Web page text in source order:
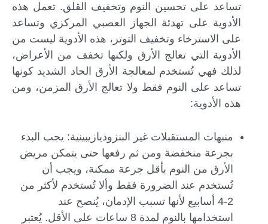
تساعد على تحسين النوم وتخفيف القلق. تعمل هذه
الأدوية على تهدئة الجهاز العصبي المركزي وتساعد
على الاسترخاء وتخفيف التوتر، هذه الأدوية ليست من
الأدوية التي تعالج الأرق ولكنها تخفف من الأعراض،
لذلك فهي تُستخدم لمعالجة الأرق الحاد الشديد كونها
تساعد على النوم فقط ولا تعالج الأرق المزمن، ومن
هذه الأدوية:
منبهات المستقبلات غير البنزوديازيبينية: يجب البدء
بجرعة منخفضة ومن ثم رفعها حتى يتمكن مريض
الأرق من النوم بأقل جرعة ممكنة، ويجب أن
تُستخدم عند الضرورة فقط وألا تُستخدم لأكثر من
2-4 أسابيع لأنها تسبب الإدمان، يُنصح عند
استخدامها بالنوم لمدة 8 ساعات على الأقل. يُعتبر